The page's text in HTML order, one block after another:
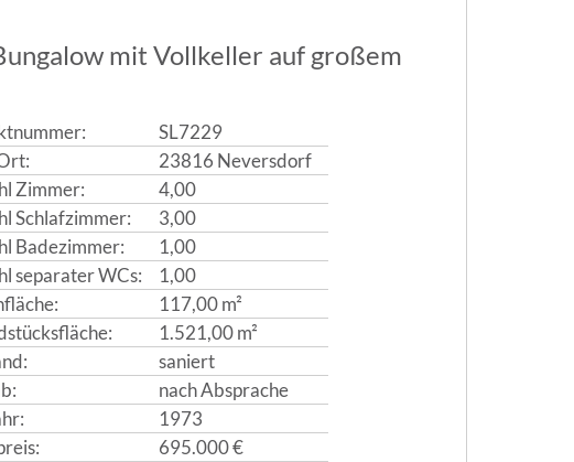
mit Vollkeller auf großem
SL7229
23816 Neversdorf
Zimmer:
4,00
Schlafzimmer:
3,00
Badezimmer:
1,00
separater WCs:
1,00
117,00 m²
1.521,00 m²
saniert
nach Absprache
1973
695.000 €